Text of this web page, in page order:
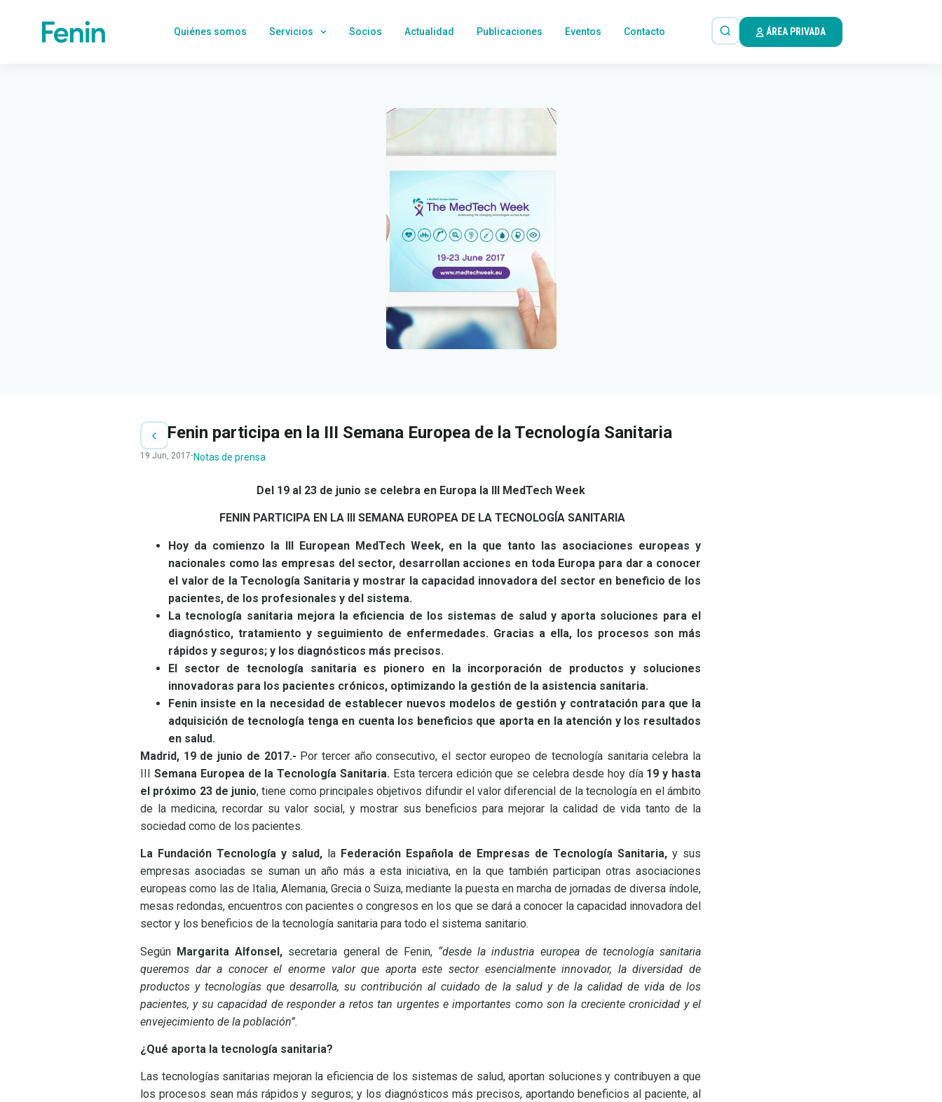
Quiénes somos Servicios Socios Actualidad Publicaciones Eventos Contacto ÁREA PRIVADA
Fenin participa en la III Semana Europea de la Tecnología Sanitaria
19 Jun, 2017· Notas de prensa
Del 19 al 23 de junio se celebra en Europa la III MedTech Week
FENIN PARTICIPA EN LA I SEMANA EUROPEA DE LA TECNOLOGÍA SANITARIA
Hoy da comienzo la III European MedTech Week, en la que tanto las asociaciones europeas y
nacionales como las empresas del sector, desarrollan acciones en toda Europa para dar a conocer
el valor de la Tecnología Sanitaria y mostrar la capacidad innovadora del sector en beneficio de los
pacientes, de los profesionales y del sistema.
La tecnología sanitaria mejora la eficiencia de los sistemas de salud y aporta soluciones para el
diagnóstico, tratamiento y seguimiento de enfermedades. Gracias a ella, los procesos son más
rápidos y seguros; y los diagnósticos más precisos.
El sector de tecnología sanitaria es pionero en la incorporación de productos y soluciones
innovadoras para los pacientes crónicos, optimizando la gestión de la asistencia sanitaria.
Fenin insiste en la necesidad de establecer nuevos modelos de gestión y contratación para que la
adquisición de tecnología tenga en cuenta los beneficios que aporta en la atención y los resultados
en salud.
Madrid, 19 de junio de 2017.- Por tercer año consecutivo, el sector europeo de tecnología sanitaria celebra la
III Semana Europea de la Tecnología Sanitaria. Esta tercera edición que se celebra desde hoy día 19 y hasta
el próximo 23 de junio, tiene como principales objetivos difundir el valor diferencial de la tecnología en el ámbito
de la medicina, recordar su valor social, y mostrar sus beneficios para mejorar la calidad de vida tanto de la
sociedad como de los pacientes.
La Fundación Tecnología y salud, la Federación Española de Empresas de Tecnología Sanitaria, y sus
empresas asociadas se suman un año más a esta iniciativa, en la que también participan otras asociaciones
europeas como las de Italia, Alemania, Grecia o Suiza, mediante la puesta en marcha de jornadas de diversa índole,
mesas redondas, encuentros con pacientes o congresos en los que se dará a conocer la capacidad innovadora del
sector y los beneficios de la tecnología sanitaria para todo el sistema sanitario.
Según Margarita Alfonsel, secretaria general de Fenin, “desde la industria europea de tecnología sanitaria
queremos dar a conocer el enorme valor que aporta este sector esencialmente innovador, la diversidad de
productos y tecnologías que desarrolla, su contribución al cuidado de la salud y de la calidad de vida de los
pacientes, y su capacidad de responder a retos tan urgentes e importantes como son la creciente cronicidad y el
envejecimiento de la población”.
¿Qué aporta la tecnología sanitaria?
Las tecnologías sanitarias mejoran la eficiencia de los sistemas de salud, aportan soluciones y contribuyen a que
los procesos sean más rápidos y seguros; y los diagnósticos más precisos, aportando beneficios al paciente, al